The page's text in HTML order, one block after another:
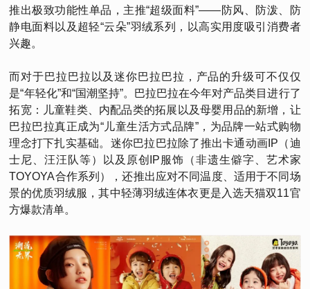
推出极致功能性单品，主推“超级面料”——防风、防泼、防
静电面料以及超轻“云朵”羽绒系列，以高实用度吸引消费者
兴趣。
而对于巴拉巴拉以及迷你巴拉巴拉，产品的升级可不仅仅
是“年轻化”和“国潮坚持”。巴拉巴拉在今年对产品类目进行了
拓宽：儿童鞋类、内配品类的拓展以及母婴用品的新增，让
巴拉巴拉真正成为“儿童生活方式品牌”，为品牌一站式购物
理念打下扎实基础。迷你巴拉巴拉除了推出卡通动画IP（迪
士尼、汪汪队等）以及原创IP服饰（非遗生僻字、艺术家
TOYOYA合作系列），还推出应对不同温度、适用于不同场
景的优质羽绒服，其中轻薄羽绒连体衣更是入选天猫双11官
方爆款清单。